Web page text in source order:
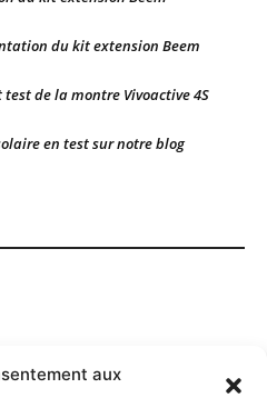
aux
du kit extension Beem
de la montre Vivoactive 4S
en test sur notre blog